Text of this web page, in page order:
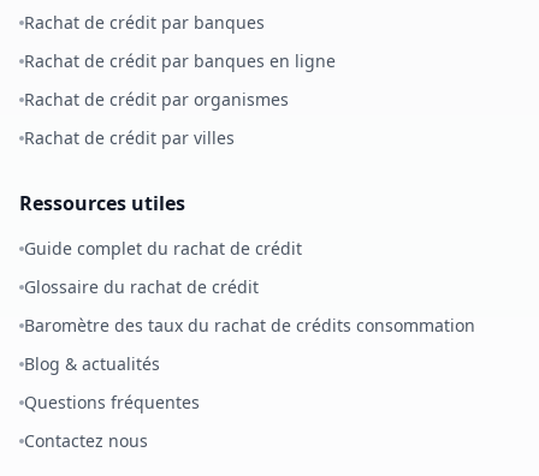
Rachat de crédit par banques
Rachat de crédit par banques en ligne
Rachat de crédit par organismes
Rachat de crédit par villes
Ressources utiles
Guide complet du rachat de crédit
Glossaire du rachat de crédit
Baromètre des taux du rachat de crédits consommation
Blog & actualités
Questions fréquentes
Contactez nous